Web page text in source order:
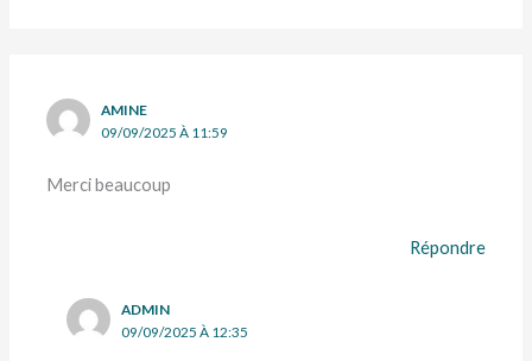
AMINE
09/09/2025 À 11:59
Merci beaucoup
Répondre
ADMIN
09/09/2025 À 12:35